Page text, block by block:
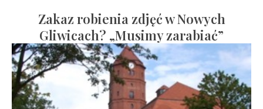
Zakaz robienia zdjęć w Nowych
Gliwicach? „Musimy zarabiać”